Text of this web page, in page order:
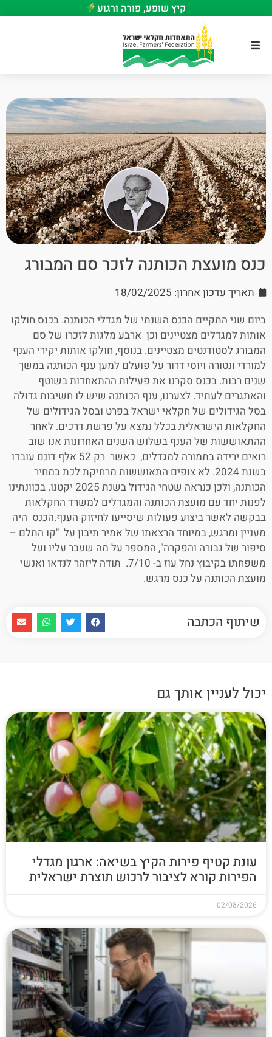
קיץ שופע, פורה ורגוע
כנס מועצת הכותנה לזכר סם המבורג
תאריך עדכון אחרון: 18/02/2025
ביום שני התקיים הכנס השנתי של מגדלי הכותנה. בכנס חולקו
אותות למגדלים מצטיינים וכן ארבע מלגות לזכרו של סם
המבורג לסטודנטים מצטיינים. בנוסף, חולקו אותות יקירי הענף
למורדי ונטורה ויוסי דרור על פועלם למען ענף הכותנה במשך
שנים רבות. בכנס סקרנו את פעילות ההתאחדות בשוטף
והאתגרים לעתיד. לצערנו, ענף הכותנה שיש לו חשיבות גדולה
בסל הגידולים של חקלאי ישראל בפרט ובסל הגידולים של
החקלאות הישראלית בכלל נמצא על פרשת דרכים. לאחר
ההתאוששות של הענף בשלוש השנים האחרונות אנו שוב
רואים ירידה בתמורה למגדלים, כאשר רק 52 אלף דונם עובדו
בשנת 2024. לא צופים התאוששות מרחיקת לכת במחיר
הכותנה, ולכן כנראה שטחי הגידול בשנת 2025 יקטנו. בכוונתינו
לפנות יחד עם מועצת הכותנה והמגדלים למשרד החקלאות
בבקשה לאשר ביצוע פעולות שיסייעו לחיזוק הענף.הכנס היה
מעניין ומרגש, במיוחד הרצאתו של אמיר תיבון על "קו התלם –
סיפור של גבורה והפקרה", המספר על מה שעבר עליו ועל
משפחתו בקיבוץ נחל עוז ב- 7/10. תודה ליזהר לנדאו ואנשי
מועצת הכותנה על כנס מרגש.
שיתוף הכתבה
יכול לעניין אותך גם
עונת קטיף פירות הקיץ בשיאה: ארגון מגדלי
הפירות קורא לציבור לרכוש תוצרת ישראלית
02/08/2026